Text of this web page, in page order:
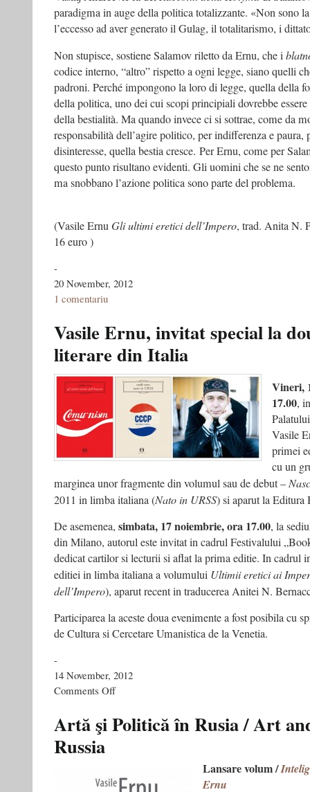
paradigma in auge della politica totalizzante. «Non sono
l’eccesso ad aver generato il Gulag, il totalitarismo, i
Non stupisce, sostiene Salamov riletto da Ernu, che i
codice interno, “altro” rispetto a ogni legge, siano quelli
padroni. Perché impongono la loro di legge, quella della
della politica, uno dei cui scopi principiali dovrebbe
della bestialità. Ma quando invece ci si sottrae, come da
responsabilità dell’agire politico, per indifferenza e paura,
disinteresse, quella bestia cresce. Per Ernu, come per
questo punto risultano evidenti. Gli uomini che se ne
ma snobbano l’azione politica sono parte del problema.
(Vasile ErnuGli ultimi eretici dell’Impero, trad. Anita N.
16 euro )
-
20 November, 2012
1 comentariu
Vasile Ernu, invitat special la
literare din Italia
Vineri,
17.00,
Vasile
primei
cu un
marginea unor fragmente din volumul sau de debut –
2011 in limba italiana (Nato in URSS) si aparut la Editura
De asemenea, simbata, 17 noiembrie, ora 17.00, la
din Milano, autorul este invitat in cadrul Festivalului
dedicat cartilor si lecturii si aflat la prima editie. In cadrul
editiei in limba italiana a volumului Ultimii eretici ai
dell’Impero), aparut recent in traducerea Anitei N.
Participarea la aceste doua evenimente a fost posibila cu
de Cultura si Cercetare Umanistica de la Venetia.
-
14 November, 2012
Comments Offon
invitat
festivaluri
literare
Artă şi Politică în Rusia / Art
Russia
Lansare volum /
Ernu